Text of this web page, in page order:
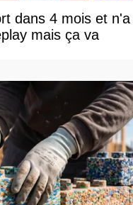
dans 4 mois et n'a
mais ça va